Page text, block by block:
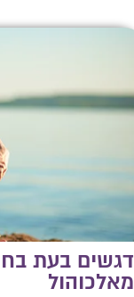
דגשים בעת
מאלכוהול